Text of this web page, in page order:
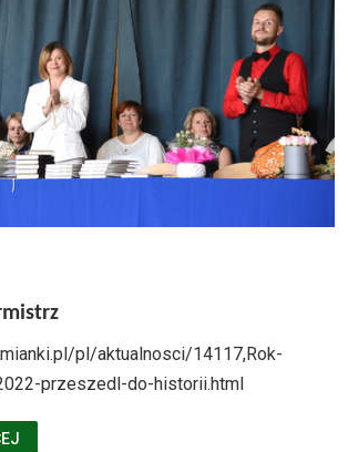
pl/aktualnosci/14117,Rok-
przeszedl-do-historii.html